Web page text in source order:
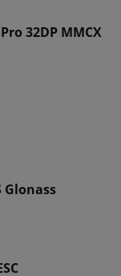
32DP MMCX
Glonass